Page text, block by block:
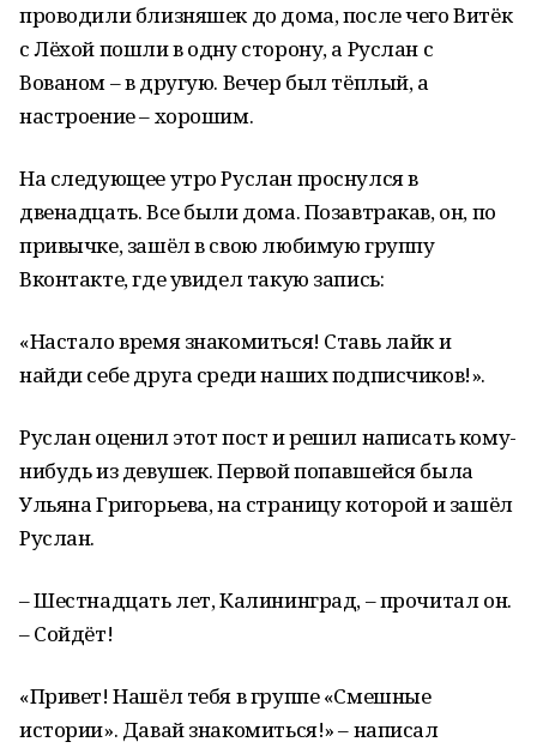
проводили близняшек до дома, после чего Витёк
с Лёхой пошли в одну сторону, а Руслан с
Вованом – в другую. Вечер был тёплый, а
настроение – хорошим.
На следующее утро Руслан проснулся в
двенадцать. Все были дома. Позавтракав, он, по
привычке, зашёл в свою любимую группу
Вконтакте, где увидел такую запись:
«Настало время знакомиться! Ставь лайк и
найди себе друга среди наших подписчиков!».
Руслан оценил этот пост и решил написать кому-
нибудь из девушек. Первой попавшейся была
Ульяна Григорьева, на страницу которой и зашёл
Руслан.
– Шестнадцать лет, Калининград, – прочитал он.
– Сойдёт!
«Привет! Нашёл тебя в группе «Смешные
истории». Давай знакомиться!» – написал